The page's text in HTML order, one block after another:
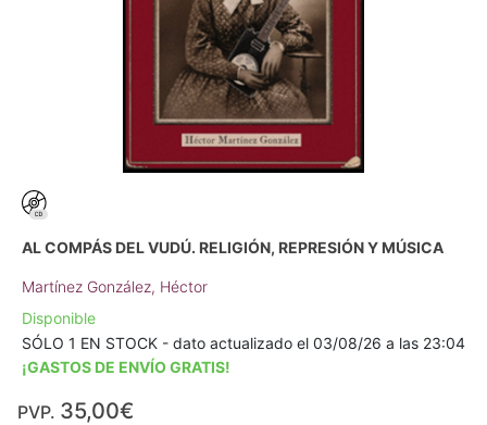
AL COMPÁS DEL VUDÚ. RELIGIÓN, REPRESIÓN Y MÚSICA
Martínez González, Héctor
Disponible
SÓLO 1 EN STOCK - dato actualizado el 03/08/26 a las 23:04
¡GASTOS DE ENVÍO GRATIS!
PVP. 35,00€